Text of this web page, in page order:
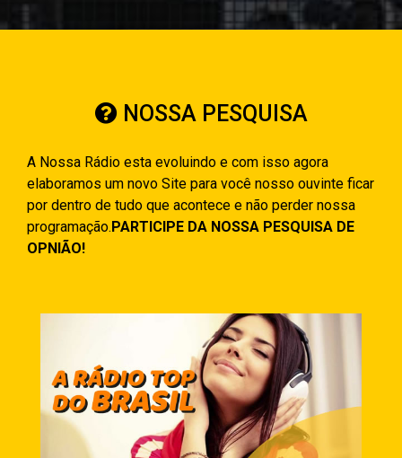
NOSSA PESQUISA
A Nossa Rádio esta evoluindo e com isso agora
elaboramos um novo Site para você nosso ouvinte ficar
por dentro de tudo que acontece e não perder nossa
programação.PARTICIPE DA NOSSA PESQUISA DE
OPNIÃO!